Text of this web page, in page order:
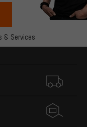
& Services